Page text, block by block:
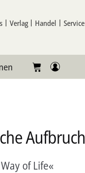
Verlag Handel Service
Aufbruch
of Life«